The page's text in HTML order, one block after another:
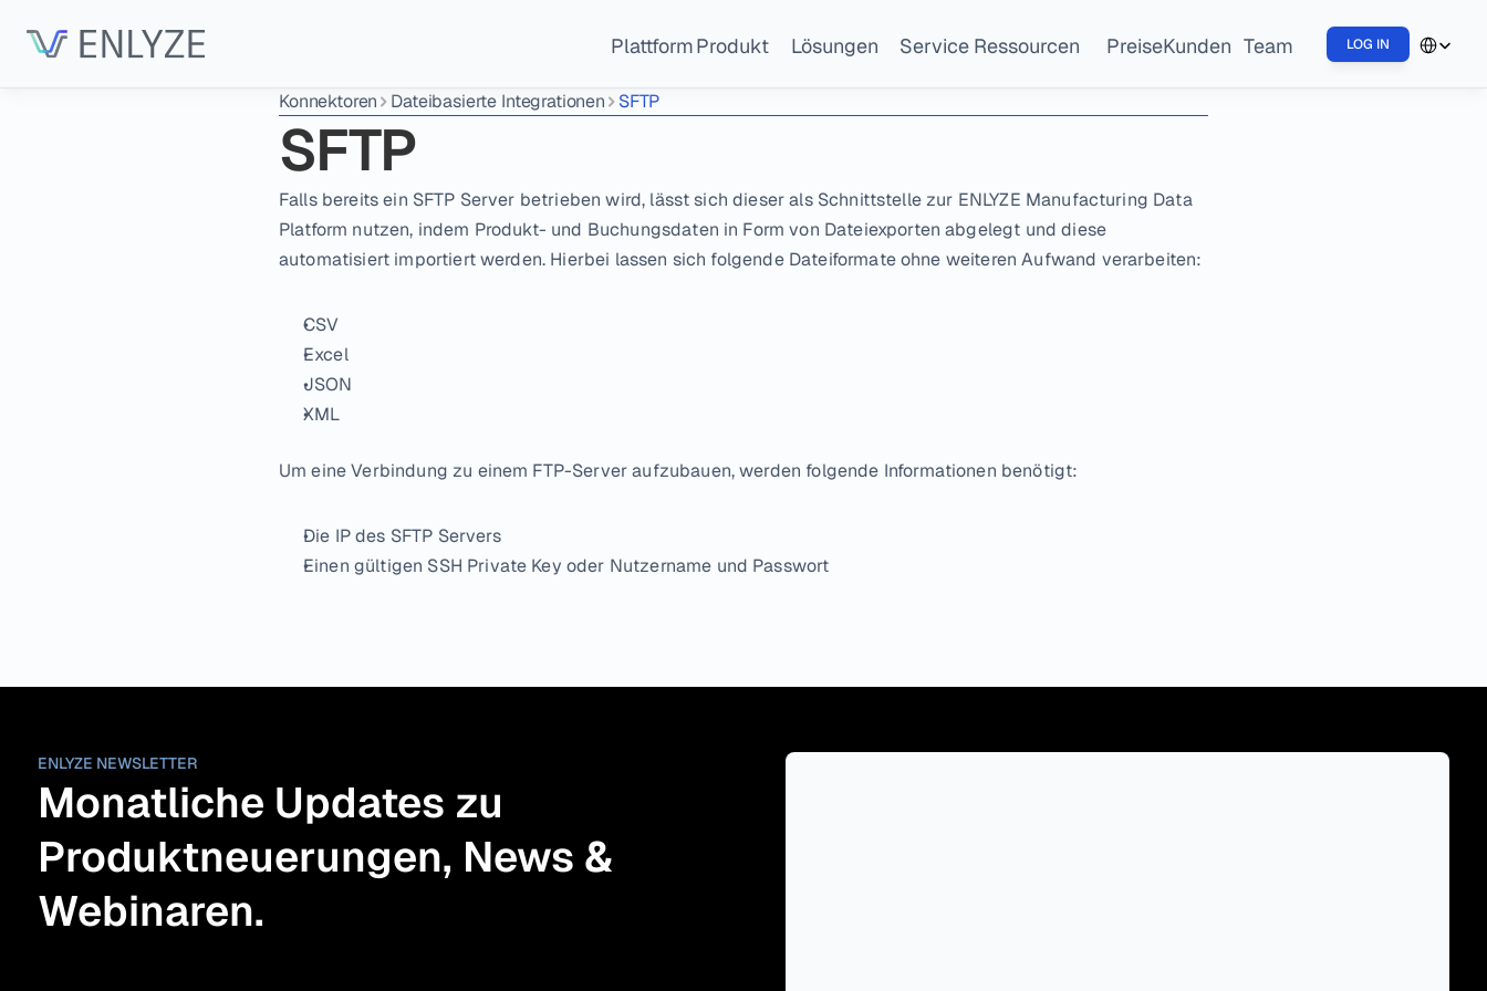
Konnektoren Dateibasierte Integrationen SFTP
SFTP
Falls bereits ein SFTP Server betrieben wird, lässt sich dieser als Schnittstelle zur ENLYZE Manufacturing Data
Platform nutzen, indem Produkt- und Buchungsdaten in Form von Dateiexporten abgelegt und diese
automatisiert importiert werden. Hierbei lassen sich folgende Dateiformate ohne weiteren Aufwand verarbeiten:
CSV
Excel
JSON
XML
Um eine Verbindung zu einem FTP-Server aufzubauen, werden folgende Informationen benötigt:
Die IP des SFTP Servers
Einen gültigen SSH Private Key oder Nutzername und Passwort
ENLYZE NEWSLETTER
Monatliche Updates zu
Produktneuerungen, News &
Webinaren.
PlattformProdukt Lösungen Service Ressourcen PreiseKunden Team LOG IN
Select